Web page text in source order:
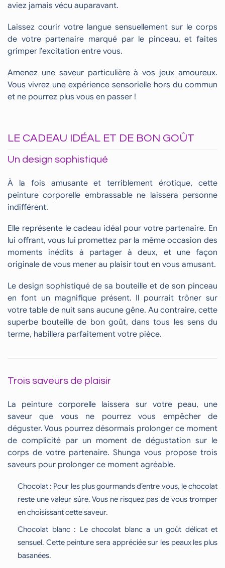
aviez jamais vécu auparavant.
Laissez courir votre langue sensuellement sur le corps
de votre partenaire marqué par le pinceau, et faites
grimper l’excitation entre vous.
Amenez une saveur particulière à vos jeux amoureux.
Vous vivrez une expérience sensorielle hors du commun
et ne pourrez plus vous en passer !
LE CADEAU IDÉAL ET DE BON GOÛT
Un design sophistiqué
À la fois amusante et terriblement érotique, cette
peinture corporelle embrassable ne laissera personne
indifférent.
Elle représente le cadeau idéal pour votre partenaire. En
lui offrant, vous lui promettez par la même occasion des
moments inédits à partager à deux, et une façon
originale de vous mener au plaisir tout en vous amusant.
Le design sophistiqué de sa bouteille et de son pinceau
en font un magnifique présent. Il pourrait trôner sur
votre table de nuit sans aucune gêne. Au contraire, cette
superbe bouteille de bon goût, dans tous les sens du
terme, habillera parfaitement votre pièce.
Trois saveurs de plaisir
La peinture corporelle laissera sur votre peau, une
saveur que vous ne pourrez vous empêcher de
déguster. Vous pourrez désormais prolonger ce moment
de complicité par un moment de dégustation sur le
corps de votre partenaire. Shunga vous propose trois
saveurs pour prolonger ce moment agréable.
Chocolat : Pour les plus gourmands d’entre vous, le chocolat
reste une valeur sûre. Vous ne risquez pas de vous tromper
en choisissant cette saveur.
Chocolat blanc : Le chocolat blanc a un goût délicat et
sensuel. Cette peinture sera appréciée sur les peaux les plus
basanées.